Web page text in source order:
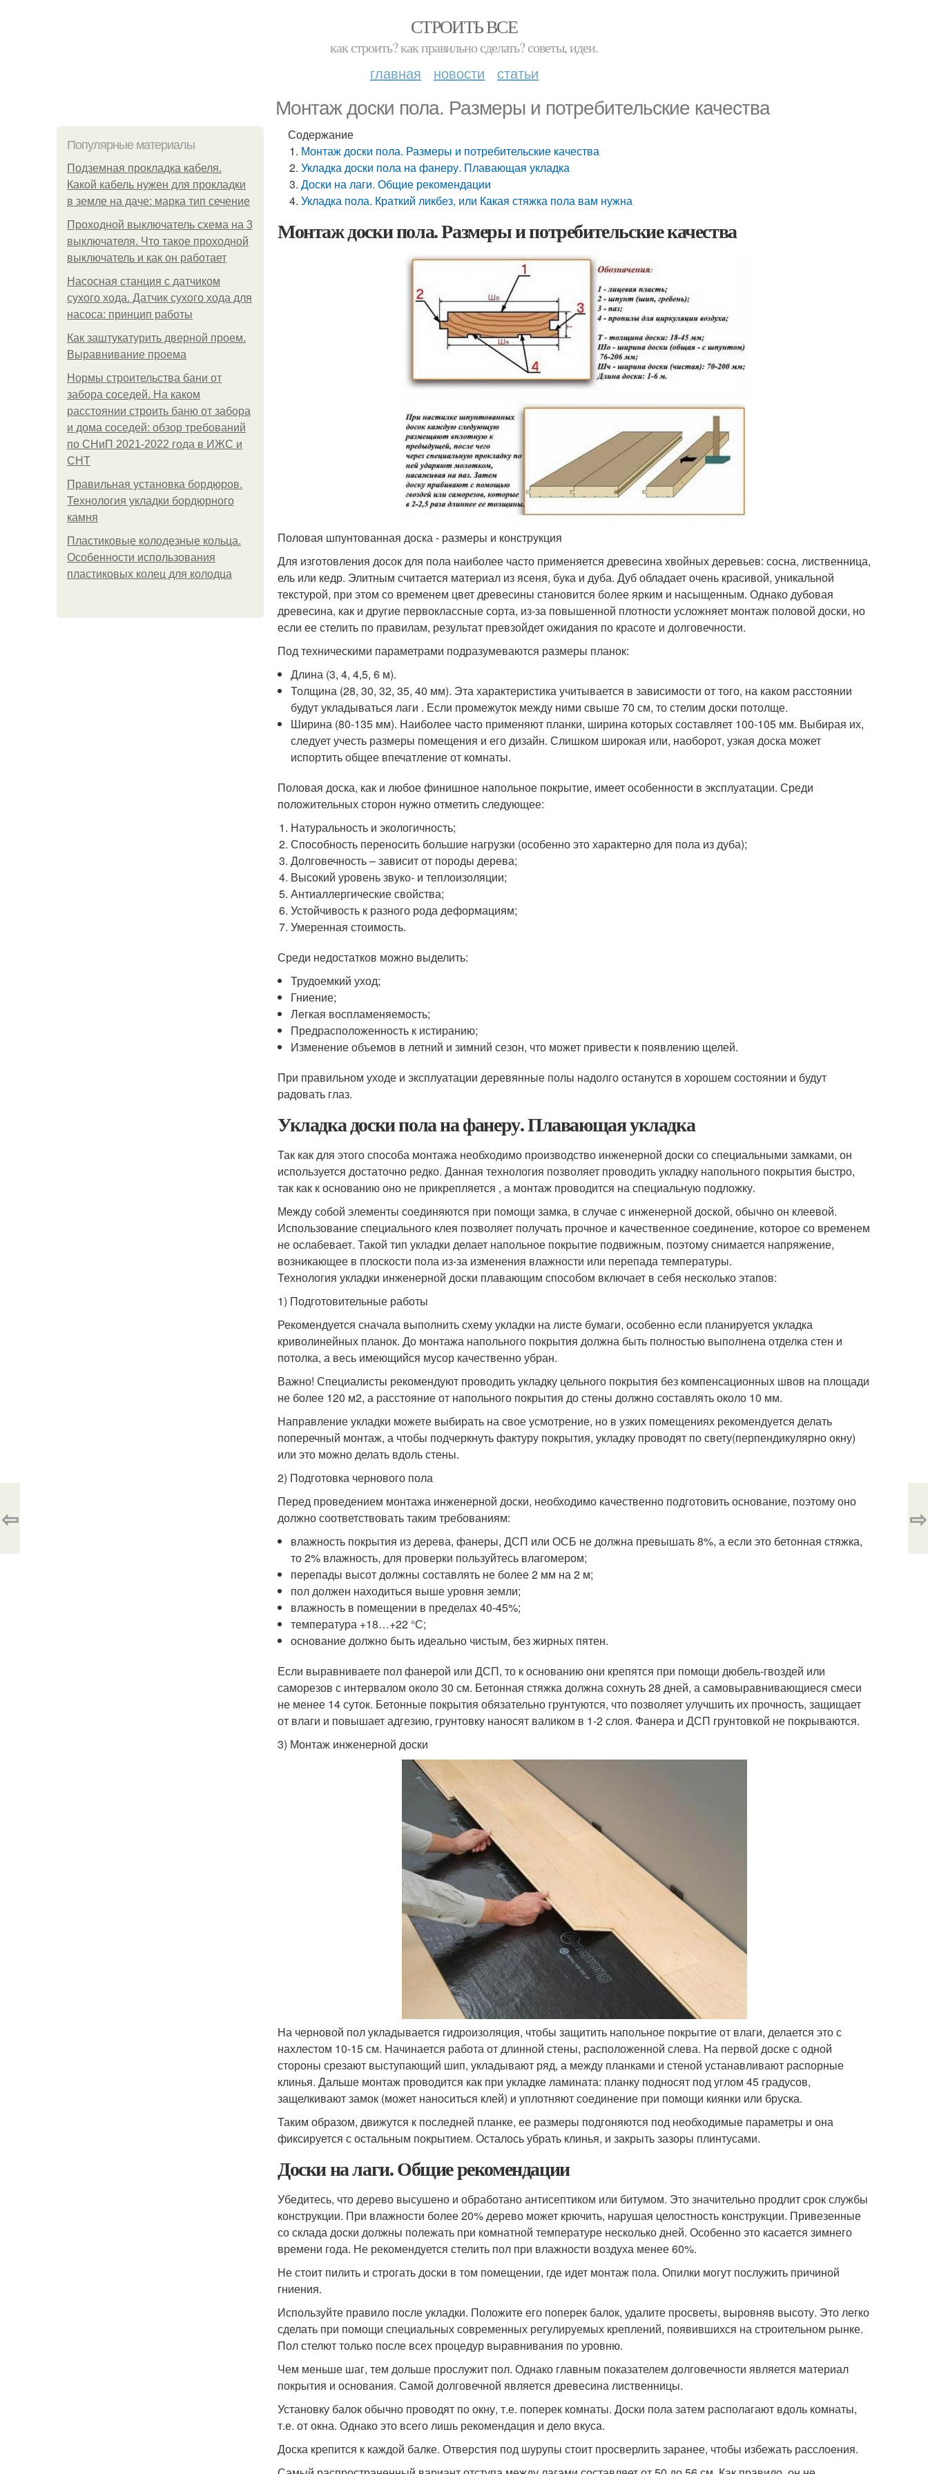
СТРОИТЬ ВСЕ
как строить? как правильно сделать? советы, идеи.
главная новости статьи
Монтаж доски пола. Размеры и потребительские качества
Популярные материалы
Подземная прокладка кабеля.
Какой кабель нужен для прокладки
в земле на даче: марка тип сечение
Проходной выключатель схема на 3
выключателя. Что такое проходной
выключатель и как он работает
Насосная станция с датчиком
сухого хода. Датчик сухого хода для
насоса: принцип работы
Как заштукатурить дверной проем.
Выравнивание проема
Нормы строительства бани от
забора соседей. На каком
расстоянии строить баню от забора
и дома соседей: обзор требований
по СНиП 2021-2022 года в ИЖС и
СНТ
Правильная установка бордюров.
Технология укладки бордюрного
камня
Пластиковые колодезные кольца.
Особенности использования
пластиковых колец для колодца
Содержание
Монтаж доски пола. Размеры и потребительские качества
Укладка доски пола на фанеру. Плавающая укладка
Доски на лаги. Общие рекомендации
Укладка пола. Краткий ликбез, или Какая стяжка пола вам нужна
Монтаж доски пола. Размеры и потребительские качества
Половая шпунтованная доска - размеры и конструкция
Для изготовления досок для пола наиболее часто применяется древесина хвойных деревьев: сосна, лиственница,
ель или кедр. Элитным считается материал из ясеня, бука и дуба. Дуб обладает очень красивой, уникальной
текстурой, при этом со временем цвет древесины становится более ярким и насыщенным. Однако дубовая
древесина, как и другие первоклассные сорта, из-за повышенной плотности усложняет монтаж половой доски, но
если ее стелить по правилам, результат превзойдет ожидания по красоте и долговечности.
Под техническими параметрами подразумеваются размеры планок:
Длина (3, 4, 4,5, 6 м).
Толщина (28, 30, 32, 35, 40 мм). Эта характеристика учитывается в зависимости от того, на каком расстоянии
будут укладываться лаги . Если промежуток между ними свыше 70 см, то стелим доски потолще.
Ширина (80-135 мм). Наиболее часто применяют планки, ширина которых составляет 100-105 мм. Выбирая их,
следует учесть размеры помещения и его дизайн. Слишком широкая или, наоборот, узкая доска может
испортить общее впечатление от комнаты.
Половая доска, как и любое финишное напольное покрытие, имеет особенности в эксплуатации. Среди
положительных сторон нужно отметить следующее:
Натуральность и экологичность;
Способность переносить большие нагрузки (особенно это характерно для пола из дуба);
Долговечность – зависит от породы дерева;
Высокий уровень звуко- и теплоизоляции;
Антиаллергические свойства;
Устойчивость к разного рода деформациям;
Умеренная стоимость.
Среди недостатков можно выделить:
Трудоемкий уход;
Гниение;
Легкая воспламеняемость;
Предрасположенность к истиранию;
Изменение объемов в летний и зимний сезон, что может привести к появлению щелей.
При правильном уходе и эксплуатации деревянные полы надолго останутся в хорошем состоянии и будут
радовать глаз.
Укладка доски пола на фанеру. Плавающая укладка
Так как для этого способа монтажа необходимо производство инженерной доски со специальными замками, он
используется достаточно редко. Данная технология позволяет проводить укладку напольного покрытия быстро,
так как к основанию оно не прикрепляется , а монтаж проводится на специальную подложку.
Между собой элементы соединяются при помощи замка, в случае с инженерной доской, обычно он клеевой.
Использование специального клея позволяет получать прочное и качественное соединение, которое со временем
не ослабевает. Такой тип укладки делает напольное покрытие подвижным, поэтому снимается напряжение,
возникающее в плоскости пола из-за изменения влажности или перепада температуры.
Технология укладки инженерной доски плавающим способом включает в себя несколько этапов:
1) Подготовительные работы
Рекомендуется сначала выполнить схему укладки на листе бумаги, особенно если планируется укладка
криволинейных планок. До монтажа напольного покрытия должна быть полностью выполнена отделка стен и
потолка, а весь имеющийся мусор качественно убран.
Важно! Специалисты рекомендуют проводить укладку цельного покрытия без компенсационных швов на площади
не более 120 м2, а расстояние от напольного покрытия до стены должно составлять около 10 мм.
Направление укладки можете выбирать на свое усмотрение, но в узких помещениях рекомендуется делать
поперечный монтаж, а чтобы подчеркнуть фактуру покрытия, укладку проводят по свету(перпендикулярно окну)
или это можно делать вдоль стены.
2) Подготовка чернового пола
Перед проведением монтажа инженерной доски, необходимо качественно подготовить основание, поэтому оно
должно соответствовать таким требованиям:
влажность покрытия из дерева, фанеры, ДСП или ОСБ не должна превышать 8%, а если это бетонная стяжка,
то 2% влажность, для проверки пользуйтесь влагомером;
перепады высот должны составлять не более 2 мм на 2 м;
пол должен находиться выше уровня земли;
влажность в помещении в пределах 40-45%;
температура +18…+22 °С;
основание должно быть идеально чистым, без жирных пятен.
Если выравниваете пол фанерой или ДСП, то к основанию они крепятся при помощи дюбель-гвоздей или
саморезов с интервалом около 30 см. Бетонная стяжка должна сохнуть 28 дней, а самовыравнивающиеся смеси
не менее 14 суток. Бетонные покрытия обязательно грунтуются, что позволяет улучшить их прочность, защищает
от влаги и повышает адгезию, грунтовку наносят валиком в 1-2 слоя. Фанера и ДСП грунтовкой не покрываются.
3) Монтаж инженерной доски
На черновой пол укладывается гидроизоляция, чтобы защитить напольное покрытие от влаги, делается это с
нахлестом 10-15 см. Начинается работа от длинной стены, расположенной слева. На первой доске с одной
стороны срезают выступающий шип, укладывают ряд, а между планками и стеной устанавливают распорные
клинья. Дальше монтаж проводится как при укладке ламината: планку подносят под углом 45 градусов,
защелкивают замок (может наноситься клей) и уплотняют соединение при помощи киянки или бруска.
Таким образом, движутся к последней планке, ее размеры подгоняются под необходимые параметры и она
фиксируется с остальным покрытием. Осталось убрать клинья, и закрыть зазоры плинтусами.
Доски на лаги. Общие рекомендации
Убедитесь, что дерево высушено и обработано антисептиком или битумом. Это значительно продлит срок службы
конструкции. При влажности более 20% дерево может крючить, нарушая целостность конструкции. Привезенные
со склада доски должны полежать при комнатной температуре несколько дней. Особенно это касается зимнего
времени года. Не рекомендуется стелить пол при влажности воздуха менее 60%.
Не стоит пилить и строгать доски в том помещении, где идет монтаж пола. Опилки могут послужить причиной
гниения.
Используйте правило после укладки. Положите его поперек балок, удалите просветы, выровняв высоту. Это легко
сделать при помощи специальных современных регулируемых креплений, появившихся на строительном рынке.
Пол стелют только после всех процедур выравнивания по уровню.
Чем меньше шаг, тем дольше прослужит пол. Однако главным показателем долговечности является материал
покрытия и основания. Самой долговечной является древесина лиственницы.
Установку балок обычно проводят по окну, т.е. поперек комнаты. Доски пола затем располагают вдоль комнаты,
т.е. от окна. Однако это всего лишь рекомендация и дело вкуса.
Доска крепится к каждой балке. Отверстия под шурупы стоит просверлить заранее, чтобы избежать расслоения.
⇦ ⇨